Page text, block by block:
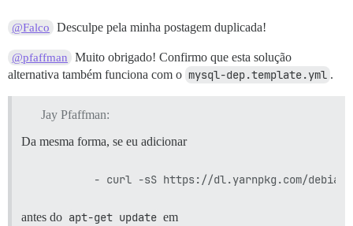
@Falco Desculpe pela minha postagem duplicada!
@pfaffman
Muito obrigado! Confirmo que esta solução
alternativa também funciona com o mysql-dep.template.yml .
Jay Pfaffman:
Da mesma forma, se eu adicionar
antes do apt-get update em